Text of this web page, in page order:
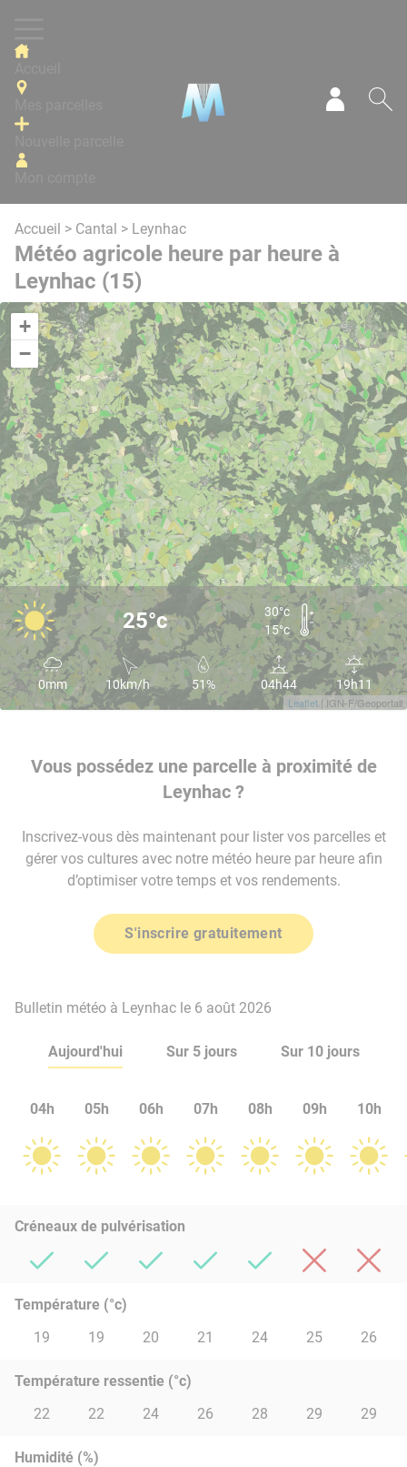
Accueil > Cantal > Leynhac
Météo agricole heure par heure à
Leynhac (15)
+
−
Leaflet | IGN-F/Geoportail
25°c
30°c
15°c
0mm 10km/h 51% 04h44 19h11
Vous possédez une parcelle à proximité de
Leynhac ?
Inscrivez-vous dès maintenant pour lister vos parcelles et
gérer vos cultures avec notre météo heure par heure afin
d’optimiser votre temps et vos rendements.
S'inscrire gratuitement
Bulletin météo à Leynhac le 6 août 2026
Aujourd'hui Sur 5 jours Sur 10 jours
04h 05h 06h 07h 08h 09h 10h
Créneaux de pulvérisation
Température (°c)
19
19 20 21 24 25 26
Température ressentie (°c)
22
22 24 26 28 29 29
Humidité (%)